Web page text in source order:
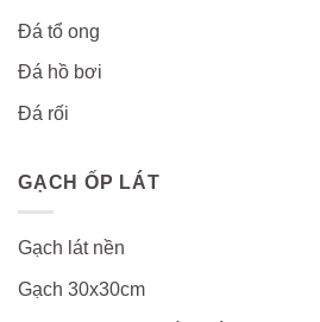
Đá tổ ong
Đá hồ bơi
Đá rối
GẠCH ỐP LÁT
Gạch lát nền
Gạch 30x30cm